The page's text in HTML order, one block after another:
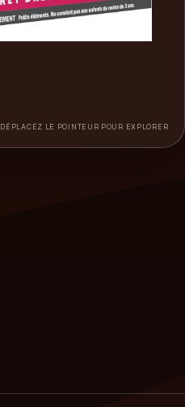
DÉPLACEZ LE POINTEUR POUR EXPLORER